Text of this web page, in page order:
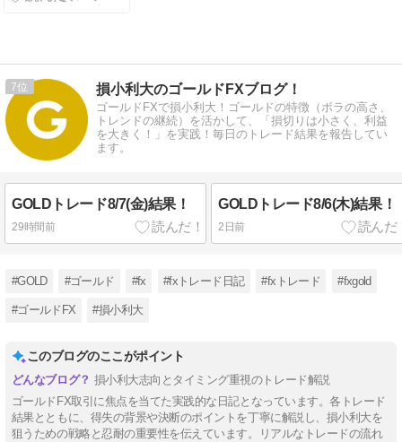
増、増配も発
表
7 損小利大のゴールドFXブログ！
ゴールドFXで損小利大！ゴールドの特徴（ボラの高さ、
トレンドの継続）を活かして、「損切りは小さく、利益
を大きく！」を実践！毎日のトレード結果を報告してい
ます。
GOLDトレード8/7(金)結果！
29時間前
GOLDトレード8/6(木)結果！
2日前
#GOLD #ゴールド #fx #fxトレード日記 #fxトレード #fxgold
#ゴールドFX #損小利大
このブログのここがポイント
損小利大志向とタイミング重視のトレード解説
ゴールドFX取引に焦点を当てた実践的な日記となっています。各トレード
結果とともに、得失の背景や決断のポイントを丁寧に解説し、損小利大を
狙うための戦略と忍耐の重要性を伝えています。リアルなトレードの流れ